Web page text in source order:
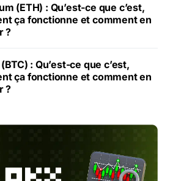
(ETH) : Qu’est-ce que c’est,
ça fonctionne et comment en
?
: Qu’est-ce que c’est,
ça fonctionne et comment en
?